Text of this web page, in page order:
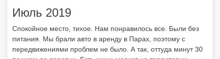
чтстое, территория зелёная и чистая, бассейн очень
приличный. Спасибо.